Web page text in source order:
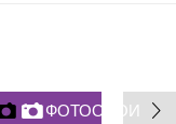
ФОТООБОИ